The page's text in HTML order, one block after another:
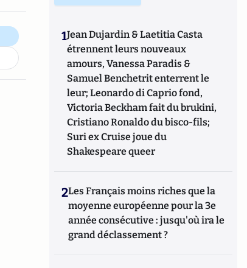
1Jean Dujardin & Laetitia Casta
étrennent leurs nouveaux
amours, Vanessa Paradis &
Samuel Benchetrit enterrent le
leur; Leonardo di Caprio fond,
Victoria Beckham fait du brukini,
Cristiano Ronaldo du bisco-fils;
Suri ex Cruise joue du
Shakespeare queer
2Les Français moins riches que la
moyenne européenne pour la 3e
année consécutive : jusqu'où ira le
grand déclassement ?